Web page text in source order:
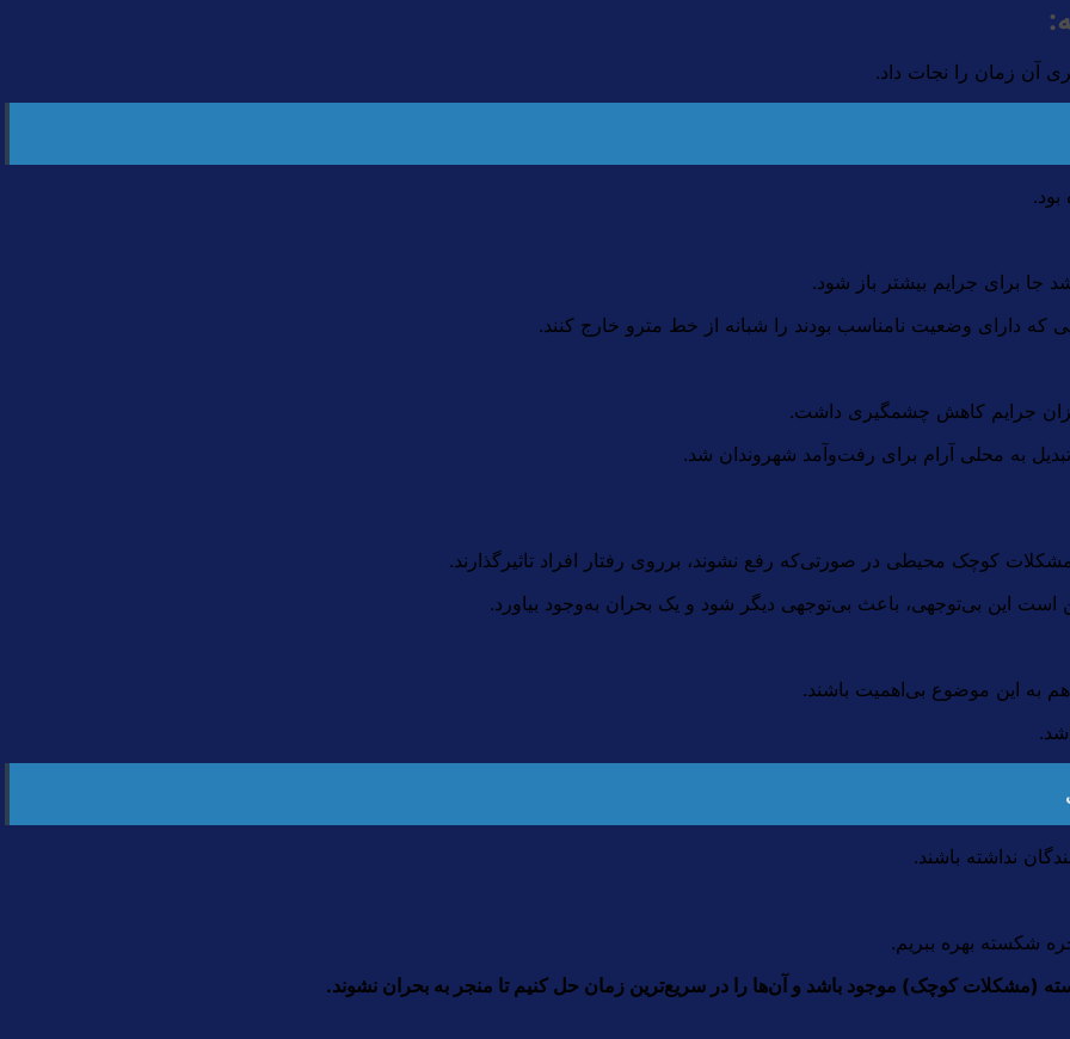
جا برای جرایم بیشتر باز شود.
که دارای وضعیت نامناسب بودند را شبانه از خط مترو خارج کنند.
جرایم کاهش چشمگیری داشت.
به محلی آرام برای رفت‌و‌آمد شهروندان شد.
کوچک محیطی در صورتی‌که رفع نشوند، برروی رفتار افراد تاثیرگذارند.
این بی‌توجهی‌، باعث بی‌توجهی دیگر شود و یک بحران به‌وجود بیاورد.
به این موضوع بی‌اهمیت باشند.
نداشته باشند.
شکسته بهره ببریم.
(مشکلات کوچک) موجود باشد و آن‌ها را در سریع‌ترین زمان حل کنیم تا منجر به بحران‌ نشوند.